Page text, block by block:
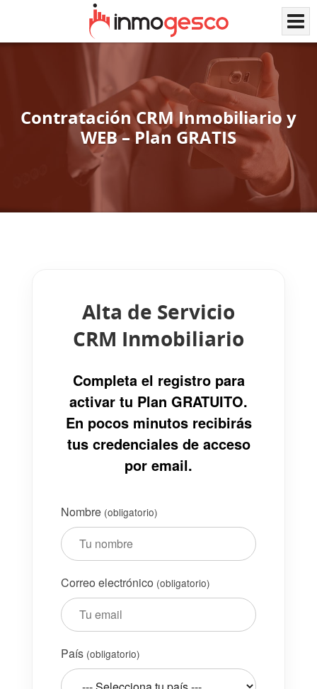
Contratación CRM Inmobiliario y
WEB – Plan GRATIS
Alta de Servicio
CRM Inmobiliario
Completa el registro para
activar tu Plan GRATUITO.
En pocos minutos recibirás
tus credenciales de acceso
por email.
Nombre (obligatorio)
Correo electrónico (obligatorio)
País (obligatorio)